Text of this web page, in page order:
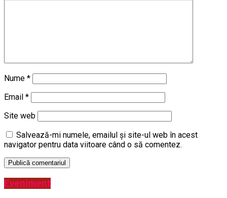
Nume *
Email *
Site web
Salvează-mi numele, emailul și site-ul web în acest
navigator pentru data viitoare când o să comentez.
Eveniment